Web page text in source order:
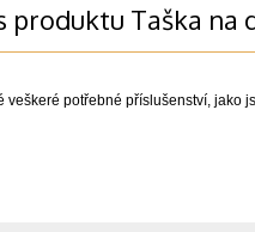
produktu Taška na
veškeré potřebné příslušenství, jako